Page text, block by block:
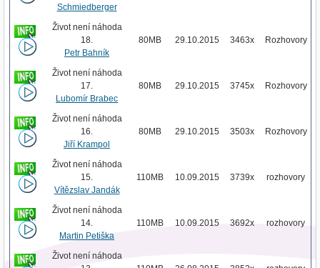
Schmiedberger
Život není náhoda
18.
Petr Bahník
80MB 29.10.2015 3463x Rozhovory
Život není náhoda
17.
Lubomír Brabec
80MB 29.10.2015 3745x Rozhovory
Život není náhoda
16.
Jiří Krampol
80MB 29.10.2015 3503x Rozhovory
Život není náhoda
15.
Vítězslav Jandák
110MB 10.09.2015 3739x rozhovory
Život není náhoda
14.
Martin Petiška
110MB 10.09.2015 3692x rozhovory
Život není náhoda